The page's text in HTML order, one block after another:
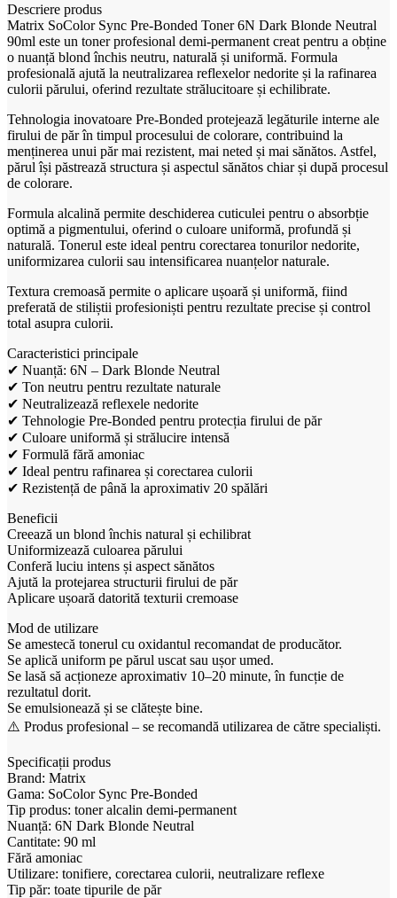
Descriere produs
Matrix SoColor Sync Pre-Bonded Toner 6N Dark Blonde Neutral
90ml este un toner profesional demi-permanent creat pentru a obține
o nuanță blond închis neutru, naturală și uniformă. Formula
profesională ajută la neutralizarea reflexelor nedorite și la rafinarea
culorii părului, oferind rezultate strălucitoare și echilibrate.
Tehnologia inovatoare Pre-Bonded protejează legăturile interne ale
firului de păr în timpul procesului de colorare, contribuind la
menținerea unui păr mai rezistent, mai neted și mai sănătos. Astfel,
părul își păstrează structura și aspectul sănătos chiar și după procesul
de colorare.
Formula alcalină permite deschiderea cuticulei pentru o absorbție
optimă a pigmentului, oferind o culoare uniformă, profundă și
naturală. Tonerul este ideal pentru corectarea tonurilor nedorite,
uniformizarea culorii sau intensificarea nuanțelor naturale.
Textura cremoasă permite o aplicare ușoară și uniformă, fiind
preferată de stiliștii profesioniști pentru rezultate precise și control
total asupra culorii.
Caracteristici principale
✔ Nuanță: 6N – Dark Blonde Neutral
✔ Ton neutru pentru rezultate naturale
✔ Neutralizează reflexele nedorite
✔ Tehnologie Pre-Bonded pentru protecția firului de păr
✔ Culoare uniformă și strălucire intensă
✔ Formulă fără amoniac
✔ Ideal pentru rafinarea și corectarea culorii
✔ Rezistență de până la aproximativ 20 spălări
Beneficii
Creează un blond închis natural și echilibrat
Uniformizează culoarea părului
Conferă luciu intens și aspect sănătos
Ajută la protejarea structurii firului de păr
Aplicare ușoară datorită texturii cremoase
Mod de utilizare
Se amestecă tonerul cu oxidantul recomandat de producător.
Se aplică uniform pe părul uscat sau ușor umed.
Se lasă să acționeze aproximativ 10–20 minute, în funcție de
rezultatul dorit.
Se emulsionează și se clătește bine.
⚠️ Produs profesional – se recomandă utilizarea de către specialiști.
Specificații produs
Brand: Matrix
Gama: SoColor Sync Pre-Bonded
Tip produs: toner alcalin demi-permanent
Nuanță: 6N Dark Blonde Neutral
Cantitate: 90 ml
Fără amoniac
Utilizare: tonifiere, corectarea culorii, neutralizare reflexe
Tip păr: toate tipurile de păr